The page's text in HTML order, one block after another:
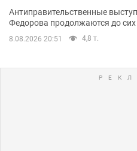
Антиправительственные
Федорова продолжаются до
8.08.2026 20:51 4,8 т.